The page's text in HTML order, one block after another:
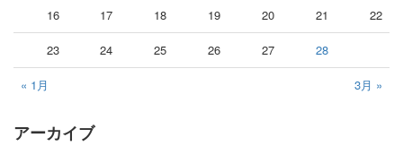
« 1月 3月 »
16 17 18 19 20 21 22
23 24 25 26 27 28
アーカイブ